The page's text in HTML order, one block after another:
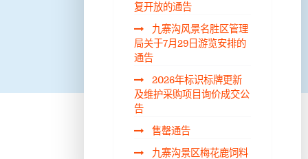
复开放的通告
九寨沟风景名胜区管理
局关于7月29日游览安排的
通告
2026年标识标牌更新
及维护采购项目询价成交公
告
售罄通告
九寨沟景区梅花鹿饲料